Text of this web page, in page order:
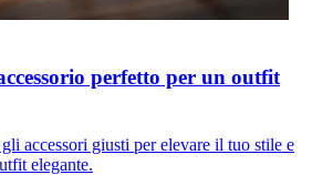
perfetto per un outfit
accessori giusti per elevare il tuo stile e
elegante.